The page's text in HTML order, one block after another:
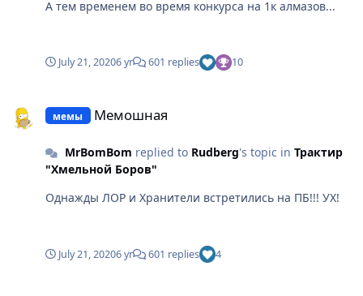
А тем временем во время конкурса на 1к алмазов...
July 21, 20206 yr 601 replies 10
мемы Мемошная
MrBomBom replied to Rudberg's topic in Трактир
"Хмельной Боров"
Однажды ЛОР и Хранители встретились на ПБ!!! УХ!
July 21, 20206 yr 601 replies 4